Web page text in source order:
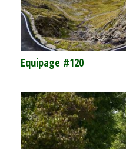
Equipage #120